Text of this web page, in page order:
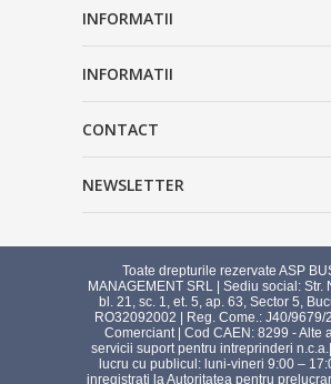
INFORMATII
INFORMATII
CONTACT
NEWSLETTER
Toate drepturile rezervate ASP
MANAGEMENT SRL | Sediu social: Str.
bl. 21, sc. 1, et. 5, ap. 63, Sector 5,
RO32092002 | Reg. Come.: J40/9679/
Comerciant | Cod CAEN: 8299 - Alte
servicii suport pentru intreprinderi
lucru cu publicul: luni-vineri 9:00 –
inregistrati la Autoritatea pentru